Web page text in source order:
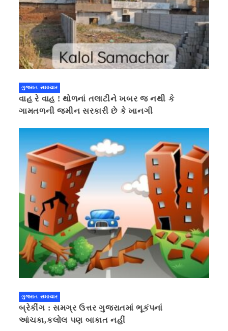
ગુજરાત સમાચાર
વાહ રે વાહ ! થોળનાં તલાટીને ખબર જ નથી કે
ગામતળની જમીન સરકારી છે કે ખાનગી
ગુજરાત સમાચાર
બ્રેકીંગ : સમગ્ર ઉત્તર ગુજરાતમાં ભૂકંપનાં
આંચકા,કલોલ પણ બાકાત નહીં